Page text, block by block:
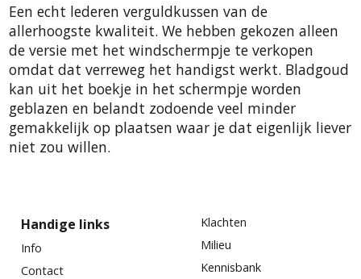
Een echt lederen verguldkussen van de
allerhoogste kwaliteit. We hebben gekozen alleen
de versie met het windschermpje te verkopen
omdat dat verreweg het handigst werkt. Bladgoud
kan uit het boekje in het schermpje worden
geblazen en belandt zodoende veel minder
gemakkelijk op plaatsen waar je dat eigenlijk liever
niet zou willen.
Handige links
Info
Contact
Klachten
Milieu
Kennisbank